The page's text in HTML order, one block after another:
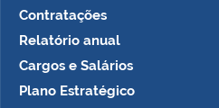
Contratações
Relatório anual
Cargos e Salários
Plano Estratégico